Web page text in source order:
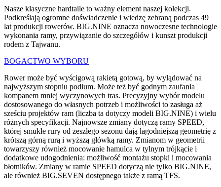
Nasze klasyczne hardtaile to ważny element naszej kolekcji.
Podkreślają ogromne doświadczenie i wiedzę zebraną podczas 49
lat produkcji rowerów. BIG.NINE oznacza nowoczesne technologie
wykonania ramy, przywiązanie do szczegółów i kunszt produkcji
rodem z Tajwanu.
BOGACTWO WYBORU
Rower może być wyścigową rakietą gotową, by wylądować na
najwyższym stopniu podium. Może też być godnym zaufania
kompanem mniej wyczynowych tras. Precyzyjny wybór modelu
dostosowanego do własnych potrzeb i możliwości to zasługa aż
sześciu projektów ram (liczba ta dotyczy modeli BIG.NINE) i wielu
różnych specyfikacji. Najnowsze zmiany dotyczą ramy SPEED,
której smukłe rury od zeszłego sezonu dają łagodniejszą geometrię z
krótszą górną rurą i wyższą główką ramy. Zmianom w geometrii
towarzyszy również mocowanie hamulca w tylnym trójkącie i
dodatkowe udogodnienia: możliwość montażu stopki i mocowania
błotników. Zmiany w ramie SPEED dotyczą nie tylko BIG.NINE,
ale również BIG.SEVEN dostępnego także z ramą TFS.